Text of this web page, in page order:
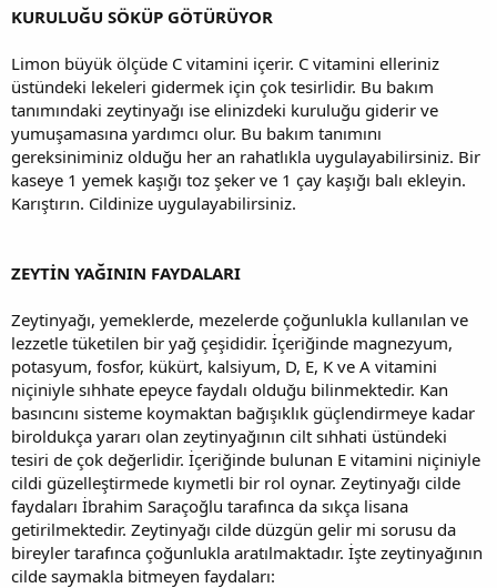
KURULUĞU SÖKÜP GÖTÜRÜYOR
Limon büyük ölçüde C vitamini içerir. C vitamini elleriniz
üstündeki lekeleri gidermek için çok tesirlidir. Bu bakım
tanımındaki zeytinyağı ise elinizdeki kuruluğu giderir ve
yumuşamasına yardımcı olur. Bu bakım tanımını
gereksiniminiz olduğu her an rahatlıkla uygulayabilirsiniz. Bir
kaseye 1 yemek kaşığı toz şeker ve 1 çay kaşığı balı ekleyin.
Karıştırın. Cildinize uygulayabilirsiniz.
ZEYTİN YAĞININ FAYDALARI
Zeytinyağı, yemeklerde, mezelerde çoğunlukla kullanılan ve
lezzetle tüketilen bir yağ çeşididir. İçeriğinde magnezyum,
potasyum, fosfor, kükürt, kalsiyum, D, E, K ve A vitamini
niçiniyle sıhhate epeyce faydalı olduğu bilinmektedir. Kan
basıncını sisteme koymaktan bağışıklık güçlendirmeye kadar
biroldukça yararı olan zeytinyağının cilt sıhhati üstündeki
tesiri de çok değerlidir. İçeriğinde bulunan E vitamini niçiniyle
cildi güzelleştirmede kıymetli bir rol oynar. Zeytinyağı cilde
faydaları İbrahim Saraçoğlu tarafınca da sıkça lisana
getirilmektedir. Zeytinyağı cilde düzgün gelir mi sorusu da
bireyler tarafınca çoğunlukla aratılmaktadır. İşte zeytinyağının
cilde saymakla bitmeyen faydaları: